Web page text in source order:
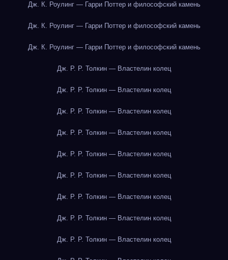
Дж. К. Роулинг — Гарри Поттер и философский камень
Дж. К. Роулинг — Гарри Поттер и философский камень
Дж. К. Роулинг — Гарри Поттер и философский камень
Дж. Р. Р. Толкин — Властелин колец
Дж. Р. Р. Толкин — Властелин колец
Дж. Р. Р. Толкин — Властелин колец
Дж. Р. Р. Толкин — Властелин колец
Дж. Р. Р. Толкин — Властелин колец
Дж. Р. Р. Толкин — Властелин колец
Дж. Р. Р. Толкин — Властелин колец
Дж. Р. Р. Толкин — Властелин колец
Дж. Р. Р. Толкин — Властелин колец